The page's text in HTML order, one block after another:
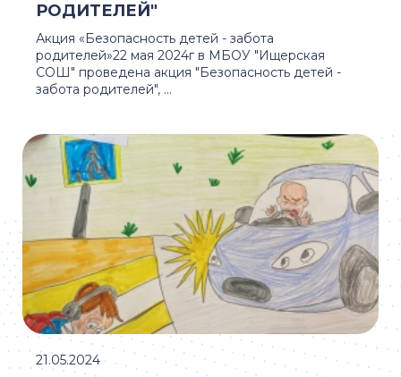
Акция «Безопасность детей - забота
родителей»22 мая 2024г в МБОУ "Ищерская
СОШ" проведена акция "Безопасность детей -
забота родителей", ...
РОДИТЕЛЕЙ"
21.05.2024